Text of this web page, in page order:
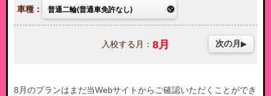
車種：
入校する月： 8月 次の月
8月のプランはまだ当Webサイトからご確認いただくことができ